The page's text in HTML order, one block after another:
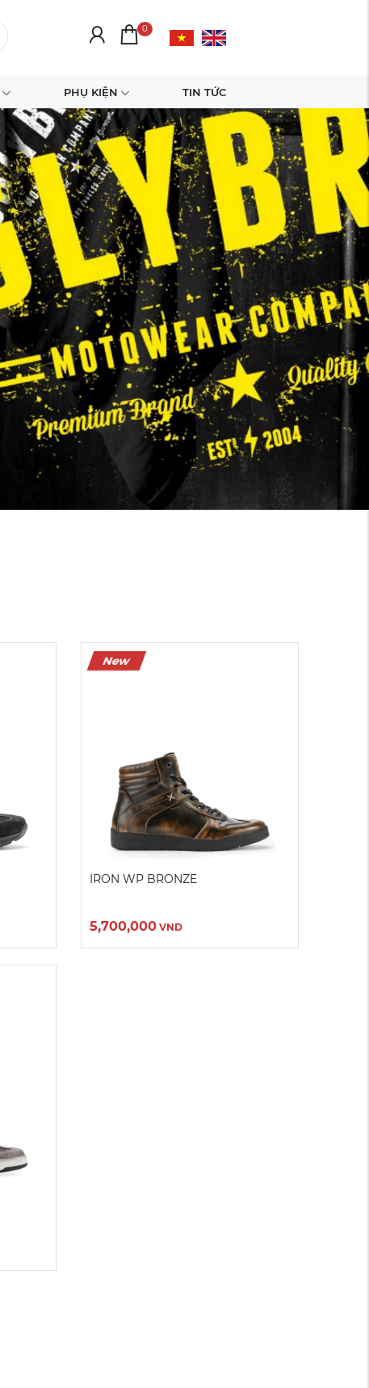
0
PHỤ KIỆN TIN TỨC
42
New
Màu sắc:
Kích cỡ:
IRON WP BRONZE
5,700,000 VND